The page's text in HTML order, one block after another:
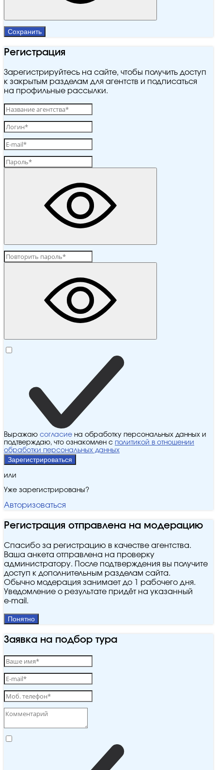
Сохранить
Регистрация
Зарегистрируйтесь на сайте, чтобы получить доступ
к закрытым разделам для агентств и подписаться
на профильные рассылки.
Выражаю согласие на обработку персональных данных и
подтверждаю, что ознакомлен с политикой в отношении
обработки персональных данных
Зарегистрироваться
или
Уже зарегистрированы?
Авторизоваться
Регистрация отправлена на модерацию
Спасибо за регистрацию в качестве агентства.
Ваша анкета отправлена на проверку
администратору. После подтверждения вы получите
доступ к дополнительным разделам сайта.
Обычно модерация занимает до 1 рабочего дня.
Уведомление о результате придёт на указанный
e‑mail.
Понятно
Заявка на подбор тура